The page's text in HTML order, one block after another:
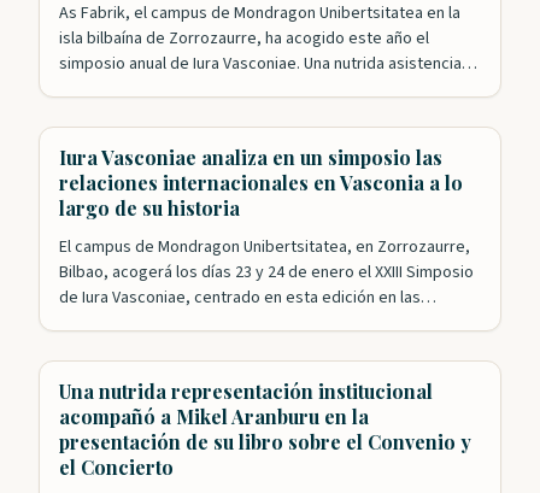
As Fabrik, el campus de Mondragon Unibertsitatea en la
isla bilbaína de Zorrozaurre, ha acogido este año el
simposio anual de Iura Vasconiae. Una nutrida asistencia
llegar a…
Iura Vasconiae analiza en un simposio las
relaciones internacionales en Vasconia a lo
largo de su historia
El campus de Mondragon Unibertsitatea, en Zorrozaurre,
Bilbao, acogerá los días 23 y 24 de enero el XXIII Simposio
de Iura Vasconiae, centrado en esta edición en las
principales expertos en una…
Una nutrida representación institucional
acompañó a Mikel Aranburu en la
presentación de su libro sobre el Convenio y
el Concierto